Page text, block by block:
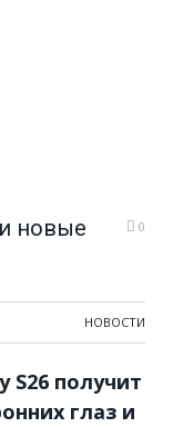
новые
0
НОВОСТИ
S26 получит
глаз и